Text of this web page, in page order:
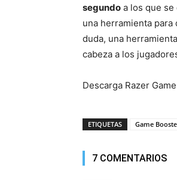
segundo a los que
una herramienta
duda, una
cabeza a los
Descarga Razer
ETIQUETAS Game
7 COMENTARIOS